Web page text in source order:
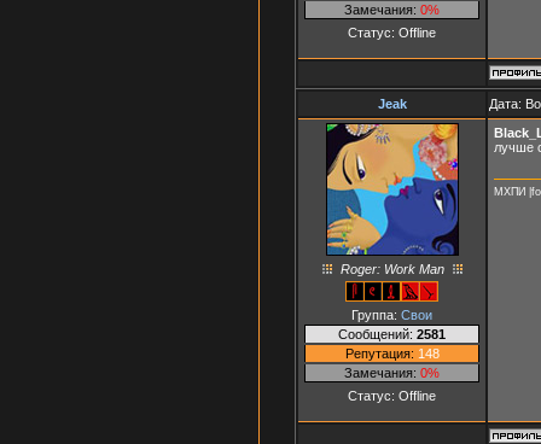
Замечания: 0%
Статус: Offline
Jeak Дата:
Roger: Work Man
Группа: Свои
Сообщений: 2581
Репутация: 148
Замечания: 0%
Статус: Offline
лучше
МХПИ